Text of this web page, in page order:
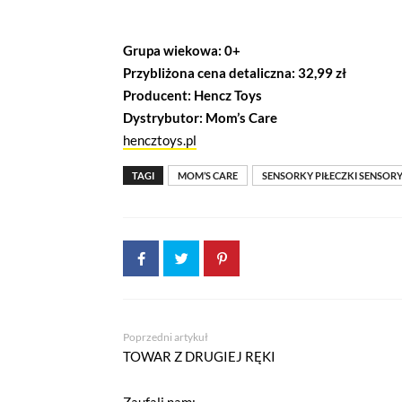
Grupa wiekowa: 0+
Przybliżona cena detaliczna: 32,99 zł
Producent: Hencz Toys
Dystrybutor: Mom’s Care
hencztoys.pl
TAGI MOM’S CARE SENSORKY PIŁECZKI
Poprzedni artykuł
TOWAR Z DRUGIEJ RĘKI